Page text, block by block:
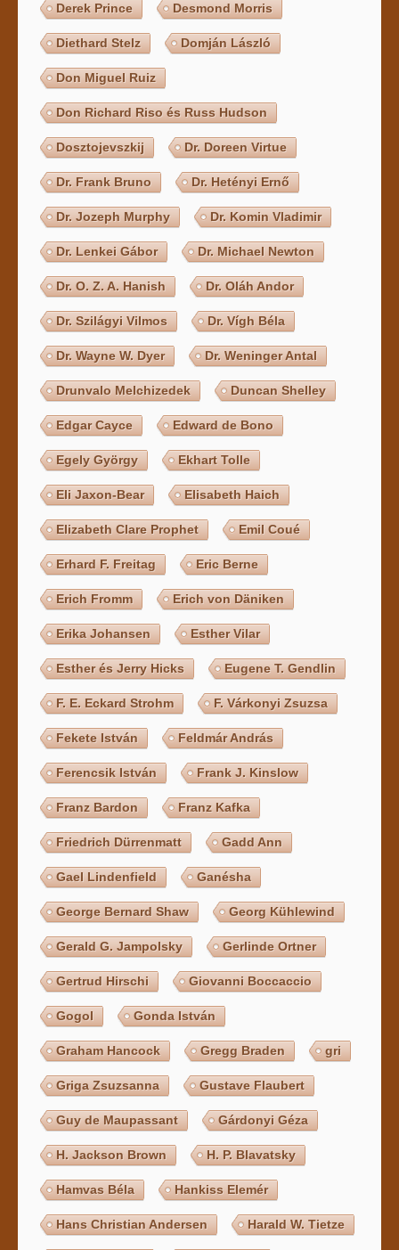
Derek Prince Desmond Morris
Diethard Stelz Domján László
Don Miguel Ruiz
Don Richard Riso és Russ Hudson
Dosztojevszkij Dr. Doreen Virtue
Dr. Frank Bruno Dr. Hetényi Ernő
Dr. Jozeph Murphy Dr. Komin Vladimir
Dr. Lenkei Gábor Dr. Michael Newton
Dr. O. Z. A. Hanish Dr. Oláh Andor
Dr. Szilágyi Vilmos Dr. Vígh Béla
Dr. Wayne W. Dyer Dr. Weninger Antal
Drunvalo Melchizedek Duncan Shelley
Edgar Cayce Edward de Bono
Egely György Ekhart Tolle
Eli Jaxon-Bear Elisabeth Haich
Elizabeth Clare Prophet Emil Coué
Erhard F. Freitag Eric Berne
Erich Fromm Erich von Däniken
Erika Johansen Esther Vilar
Esther és Jerry Hicks Eugene T. Gendlin
F. E. Eckard Strohm F. Várkonyi Zsuzsa
Fekete István Feldmár András
Ferencsik István Frank J. Kinslow
Franz Bardon Franz Kafka
Friedrich Dürrenmatt Gadd Ann
Gael Lindenfield Ganésha
George Bernard Shaw Georg Kühlewind
Gerald G. Jampolsky Gerlinde Ortner
Gertrud Hirschi Giovanni Boccaccio
Gogol Gonda István
Graham Hancock Gregg Braden gri
Griga Zsuzsanna Gustave Flaubert
Guy de Maupassant Gárdonyi Géza
H. Jackson Brown H. P. Blavatsky
Hamvas Béla Hankiss Elemér
Hans Christian Andersen Harald W. Tietze